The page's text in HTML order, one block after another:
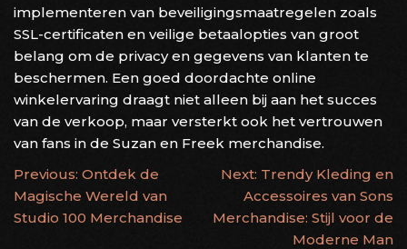
implementeren van beveiligingsmaatregelen zoals
SSL-certificaten en veilige betaalopties van groot
belang om de privacy en gegevens van klanten te
beschermen. Een goed doordachte online
winkelervaring draagt niet alleen bij aan het succes
van de verkoop, maar versterkt ook het vertrouwen
van fans in de Suzan en Freek merchandise.
BERICHTNAVIGATIE
Previous: Ontdek de
Magische Wereld van
Studio 100 Merchandise
Next: Trendy Kleding en
Accessoires van Sons
Merchandise: Stijl voor de
Moderne Man